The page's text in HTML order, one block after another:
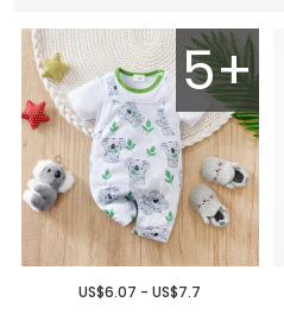
5+
US$6.07 - US$7.7